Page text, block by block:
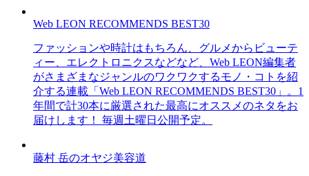
Web LEON RECOMMENDS BEST30
ファッションや時計はもちろん、グルメからビューテ
ィー、エレクトロニクスなどなど、Web LEON編集者
がさまざまなジャンルのワクワクするモノ・コトを紹
介する連載「Web LEON RECOMMENDS BEST30」。1
年間で計30本に厳選された最高にオススメのネタをお
届けします！ 毎週土曜日公開予定。
藤村 岳のオヤジ美容道